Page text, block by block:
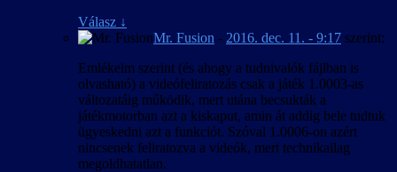
Válasz ↓
Mr. Fusion - 2016. dec. 11. - 9:17 szerint:
Emlékeim szerint (és ahogy a tudnivalók fájlban is
olvasható) a videófeliratozás csak a játék 1.0003-as
változatáig működik, mert utána becsukták a
játékmotorban azt a kiskaput, amin át addig bele tudtuk
ügyeskedni azt a funkciót. Szóval 1.0006-on azért
nincsenek feliratozva a videók, mert technikailag
megoldhatatlan.